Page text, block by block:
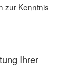
zur Kenntnis
Ihrer